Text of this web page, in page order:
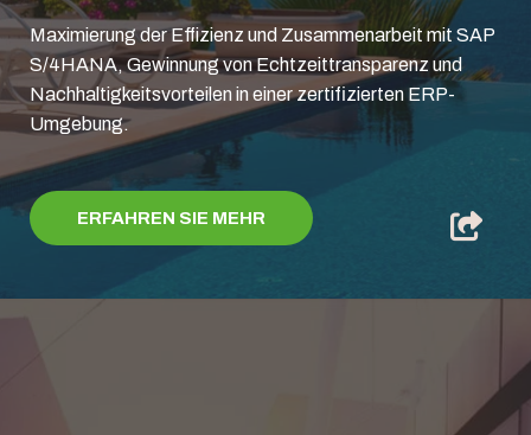
Maximierung der Effizienz und Zusammenarbeit mit SAP
S/4HANA, Gewinnung von Echtzeittransparenz und
Nachhaltigkeitsvorteilen in einer zertifizierten ERP-
Umgebung.
ERFAHREN SIE MEHR